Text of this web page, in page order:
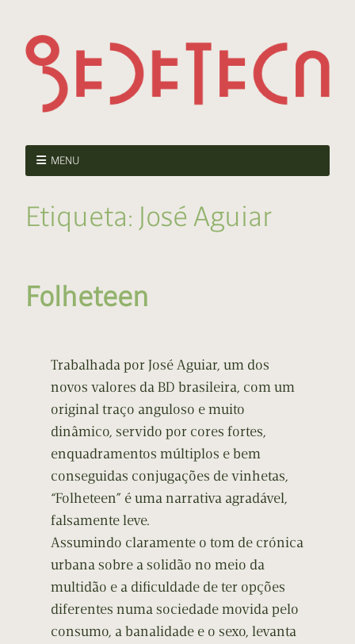
MENU
Etiqueta: José Aguiar
Folheteen
Trabalhada por José Aguiar, um dos
novos valores da BD brasileira, com um
original traço anguloso e muito
dinâmico, servido por cores fortes,
enquadramentos múltiplos e bem
conseguidas conjugações de vinhetas,
“Folheteen” é uma narrativa agradável,
falsamente leve.
Assumindo claramente o tom de crónica
urbana sobre a solidão no meio da
multidão e a dificuldade de ter opções
diferentes numa sociedade movida pelo
consumo, a banalidade e o sexo, levanta